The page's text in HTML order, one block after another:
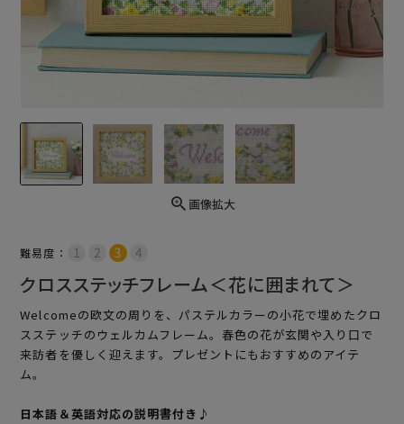
画像拡大
難易度：
クロスステッチフレーム＜花に囲まれて＞
Welcomeの欧文の周りを、パステルカラーの小花で埋めたクロ
スステッチのウェルカムフレーム。春色の花が玄関や入り口で
来訪者を優しく迎えます。プレゼントにもおすすめのアイテ
ム。
日本語＆英語対応の説明書付き♪